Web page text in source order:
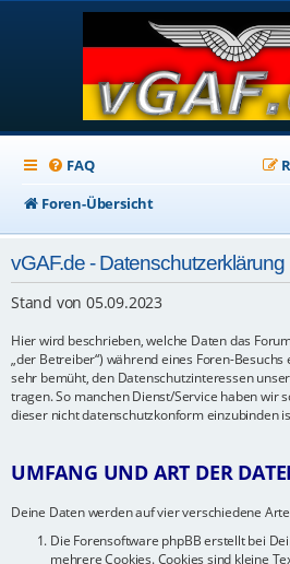
FAQ
Foren-Übersicht
vGAF.de - Datenschutzerklärung
Stand von 05.09.2023
Hier wird beschrieben, welche Daten das
„der Betreiber“) während eines Foren-
sehr bemüht, den Datenschutzinteressen
tragen. So manchen Dienst/Service haben wir
dieser nicht datenschutzkonform einzubinden
UMFANG UND ART DER
Deine Daten werden auf vier verschiedene
Die Forensoftware phpBB erstellt bei
mehrere Cookies. Cookies sind kleine